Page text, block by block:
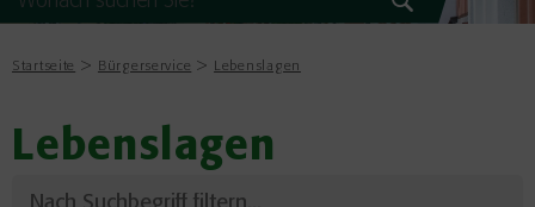
Startseite Bürgerservice Lebenslagen
Lebenslagen